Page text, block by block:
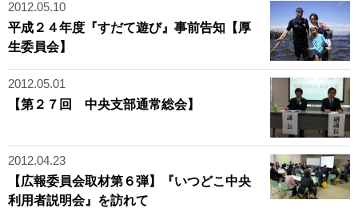
2012.05.10
平成２４年度『すだて遊び』事前告知【厚
生委員会】
2012.05.01
【第２７回 中央支部通常総会】
2012.04.23
【広報委員会取材第６弾】『いつどこ中央
利用者説明会』を訪れて